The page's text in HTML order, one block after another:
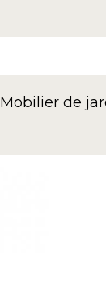
Mobilier de